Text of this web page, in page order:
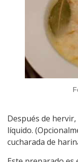
Después de
líquido.
cucharada de